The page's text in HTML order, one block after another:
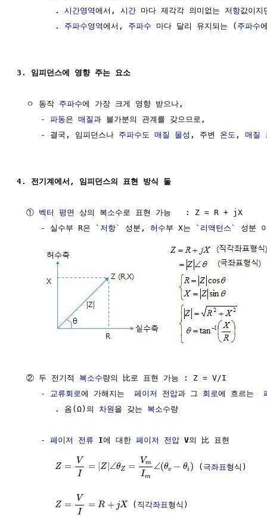
        .
시간영역에서, 시간 마다 제각각 의미없는 저항값이지
        .
주파수영역에서, 주파수 마다 달리 유지되는 ( 주파수
3. 임피던스에 영향 주는 요소
  ㅇ 동작
주파수에 가장 크게 영향 받으나,
     -
파동은 매질과 불가분의 관계를 갖으므로,
     - 결국, 임피던스나
주파수 도 매질 물성 , 주변 온도 , 매질
4. 전기계에서, 임피던스의 표현 방식 둘
  ①
벡터 평면 상의 복소수 로 표현 가능   : Z = R + jX
     - 실수부 R은 `
저항` 성분, 허수부 X는 ` 리액턴스 ` 성분
  ② 두 전기적
복소수량의 比로 표현 가능 : Z = V/I
     -
교류회로에 가해지는 페이저 전압과 그 회로에 흐르는
        . 옴(Ω)의
차원 을 갖는 복소수량
     -
페이저 전류 I에 대한 페이저 전압 V의 比 표현
Z =
V
I
= Z| ∠θZ =
Vm
Im
∠(θv − θi ) ( 극좌표형식)
Z =
V
I
= R + jX ( 직각좌표형식)